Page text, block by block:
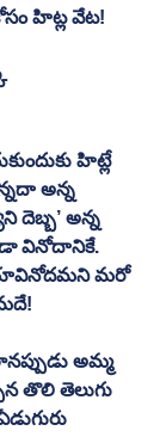
హిట్ల వేట!
హిట్లే
అన్న
దెబ్బ’ అన్న
వినోదానికే.
మరో
అమ్మ
తొలి తెలుగు